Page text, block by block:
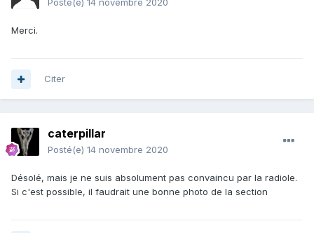
Posté(e) 14 novembre 2020
Merci.
Citer
caterpillar
Posté(e) 14 novembre 2020
Désolé, mais je ne suis absolument pas convaincu par la radiole.
Si c'est possible, il faudrait une bonne photo de la section